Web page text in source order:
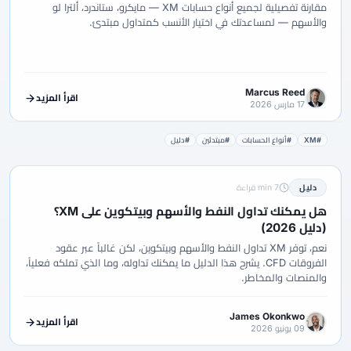
مقارنة تفصيلية لجميع أنواع حسابات XM — مايكرو، ستاندرد، ألترا لو
والأسهم — لمساعدتك في اختيار الأنسب كمتداول مبتدئ.
Marcus Reed
17 مارس 2026
اقرأ المزيد
#XM #أنواع الحسابات #مبتدئين #دليل
دليل 7 min قراءة
هل يمكنك تداول النفط والأسهم وبيتكوين على XM؟
(دليل 2026)
نعم، توفر XM تداول النفط والأسهم وبيتكوين، لكن غالباً عبر عقود
الفروقات CFD. يشرح هذا الدليل ما يمكنك تداوله، وما الذي تملكه فعلياً،
والمنصات والمخاطر.
James Okonkwo
09 يونيو 2026
اقرأ المزيد